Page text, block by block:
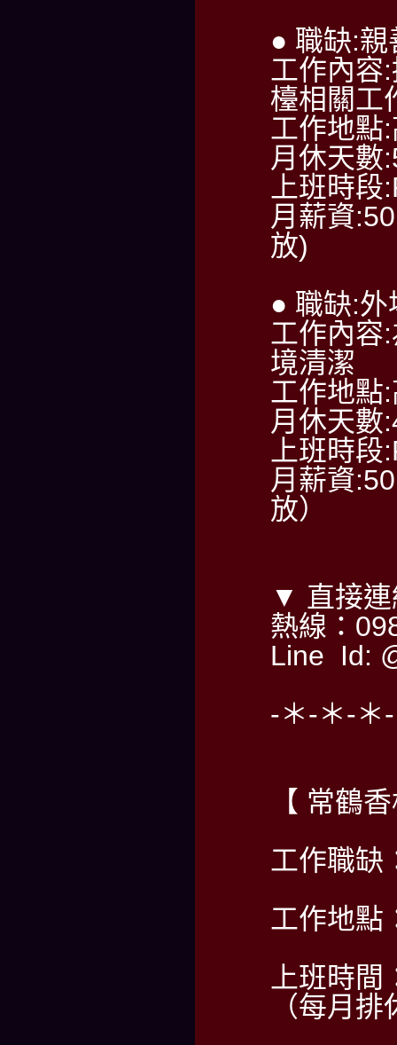
● 職缺:
工作內容
檯相關工
工作地點
月休天數
上班時
月薪資
放)
● 職缺:外
工作內容
境清潔
工作地點
月休天數
上班時
月薪資
放）
▼ 直接連
熱線：
Line Id:
-＊-＊-＊
【 常鶴
工作職缺
工作地點
上班時
（每月